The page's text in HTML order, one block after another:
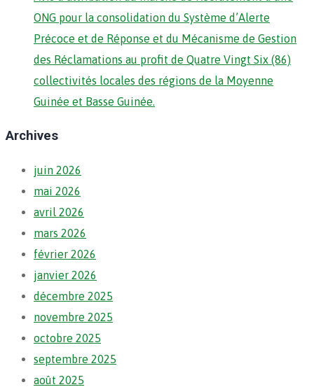
ONG pour la consolidation du Système d’Alerte
Précoce et de Réponse et du Mécanisme de Gestion
des Réclamations au profit de Quatre Vingt Six (86)
collectivités locales des régions de la Moyenne
Guinée et Basse Guinée.
Archives
juin 2026
mai 2026
avril 2026
mars 2026
février 2026
janvier 2026
décembre 2025
novembre 2025
octobre 2025
septembre 2025
août 2025